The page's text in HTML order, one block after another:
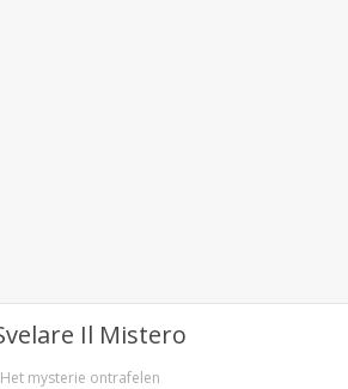
Het mysterie ontrafelen